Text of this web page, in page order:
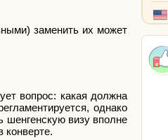
заменить их может
вопрос: какая должна
однако
шенгенскую визу вполне
конверте.